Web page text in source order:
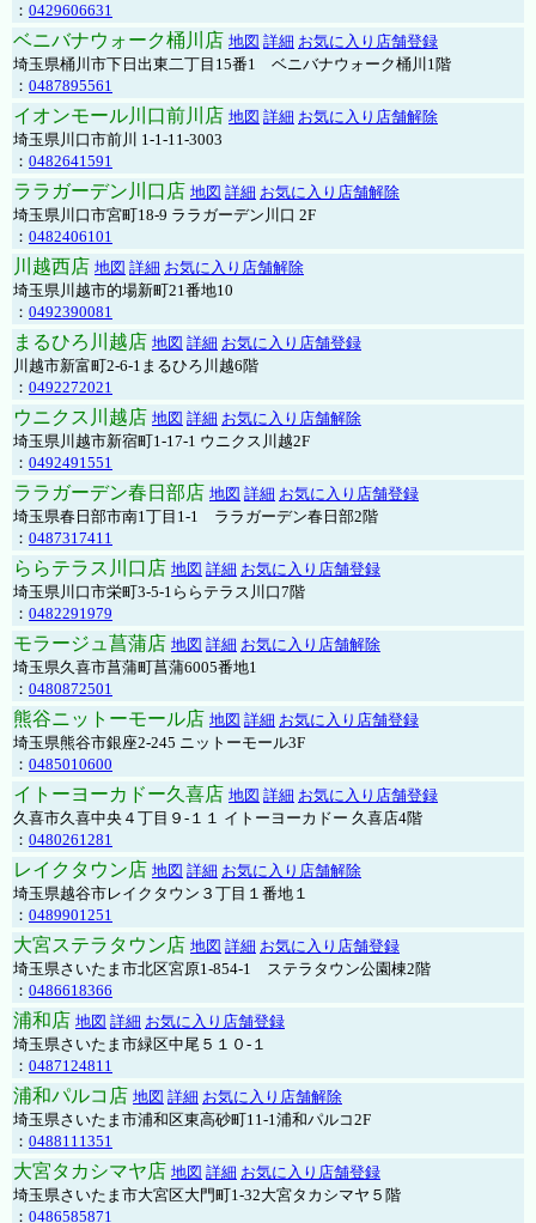
： 0429606631
ベニバナウォーク桶川店 地図 詳細 お気に入り店舗登録
埼玉県桶川市下日出東二丁目15番1 ベニバナウォーク桶川1階
： 0487895561
イオンモール川口前川店 地図 詳細 お気に入り店舗解除
埼玉県川口市前川 1-1-11-3003
： 0482641591
ララガーデン川口店 地図 詳細 お気に入り店舗解除
埼玉県川口市宮町18-9 ララガーデン川口 2F
： 0482406101
川越西店 地図 詳細 お気に入り店舗解除
埼玉県川越市的場新町21番地10
： 0492390081
まるひろ川越店 地図 詳細 お気に入り店舗登録
川越市新富町2-6-1まるひろ川越6階
： 0492272021
ウニクス川越店 地図 詳細 お気に入り店舗解除
埼玉県川越市新宿町1-17-1 ウニクス川越2F
： 0492491551
ララガーデン春日部店 地図 詳細 お気に入り店舗登録
埼玉県春日部市南1丁目1-1 ララガーデン春日部2階
： 0487317411
ららテラス川口店 地図 詳細 お気に入り店舗登録
埼玉県川口市栄町3-5-1ららテラス川口7階
： 0482291979
モラージュ菖蒲店 地図 詳細 お気に入り店舗解除
埼玉県久喜市菖蒲町菖蒲6005番地1
： 0480872501
熊谷ニットーモール店 地図 詳細 お気に入り店舗登録
埼玉県熊谷市銀座2-245 ニットーモール3F
： 0485010600
イトーヨーカドー久喜店 地図 詳細 お気に入り店舗登録
久喜市久喜中央４丁目９-１１ イトーヨーカドー 久喜店4階
： 0480261281
レイクタウン店 地図 詳細 お気に入り店舗解除
埼玉県越谷市レイクタウン３丁目１番地１
： 0489901251
大宮ステラタウン店 地図 詳細 お気に入り店舗登録
埼玉県さいたま市北区宮原1-854-1 ステラタウン公園棟2階
： 0486618366
浦和店 地図 詳細 お気に入り店舗登録
埼玉県さいたま市緑区中尾５１０-１
： 0487124811
浦和パルコ店 地図 詳細 お気に入り店舗解除
埼玉県さいたま市浦和区東高砂町11-1浦和パルコ2F
： 0488111351
大宮タカシマヤ店 地図 詳細 お気に入り店舗登録
埼玉県さいたま市大宮区大門町1-32大宮タカシマヤ５階
： 0486585871